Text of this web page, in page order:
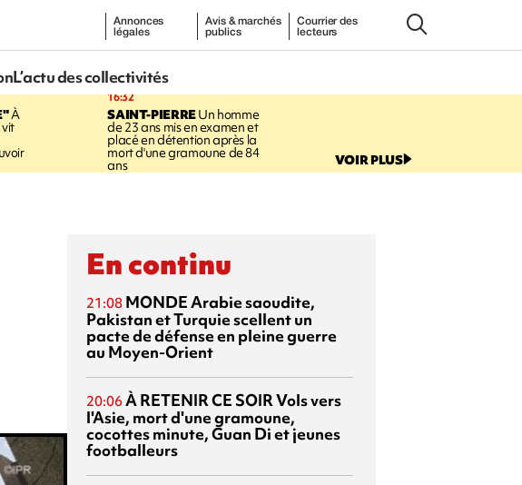
Annonces
légales
Avis & marchés
publics
Courrier des
lecteurs
L’actu des collectivités
À
16:32
SAINT-PIERREUn homme
de 23 ans mis en examen et
placé en détention après la
mort d'une gramoune de 84
ans VOIR PLUS
En continu
21:08 MONDEArabie saoudite,
Pakistan et Turquie scellent un
pacte de défense en pleine guerre
au Moyen-Orient
20:06À RETENIR CE SOIRVols vers
l'Asie, mort d'une gramoune,
cocottes minute, Guan Di et jeunes
footballeurs